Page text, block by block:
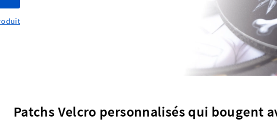
Patchs Velcro personnalisés qui bougent